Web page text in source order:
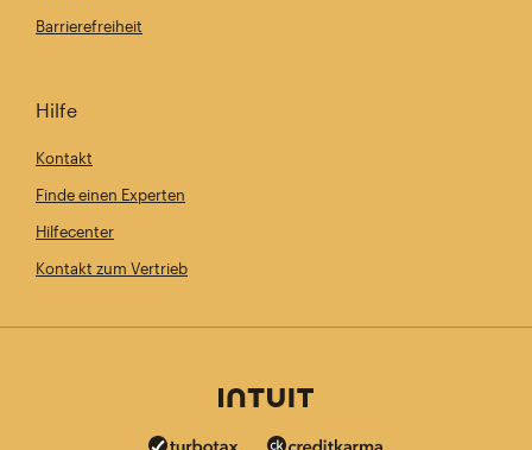
Barrierefreiheit
Hilfe
Kontakt
Finde einen Experten
Hilfecenter
Kontakt zum Vertrieb